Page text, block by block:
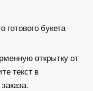
букета
открытку от
текст в